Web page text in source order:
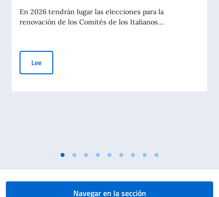
En 2026 tendrán lugar las elecciones para la
renovación de los Comités de los Italianos...
LeeElecciones de los COM.IT.ES 2026
Navegar en la sección